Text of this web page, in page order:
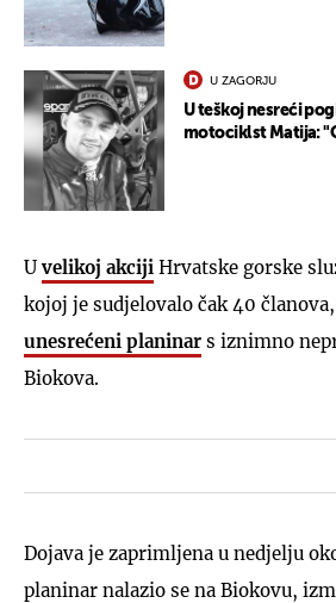
U ZAGORJU
U teškoj nesreći
motociklst Matija:
Uvelikoj akciji Hrvatske gorske
kojoj je sudjelovalo čak 40 članova,
unesrećeni planinar s iznimno
Biokova.
Dojava je zaprimljena u nedjelju
planinar nalazio se na Biokovu,